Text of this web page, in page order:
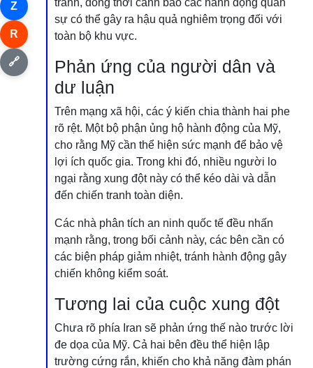
tranh, đồng thời cảnh báo các hành động quân
sự có thể gây ra hậu quả nghiêm trọng đối với
toàn bộ khu vực.
Phản ứng của người dân và
dư luận
Trên mạng xã hội, các ý kiến chia thành hai phe
rõ rệt. Một bộ phận ủng hộ hành động của Mỹ,
cho rằng Mỹ cần thể hiện sức mạnh để bảo vệ
lợi ích quốc gia. Trong khi đó, nhiều người lo
ngại rằng xung đột này có thể kéo dài và dẫn
đến chiến tranh toàn diện.
Các nhà phân tích an ninh quốc tế đều nhấn
mạnh rằng, trong bối cảnh này, các bên cần có
các biện pháp giảm nhiệt, tránh hành động gây
chiến không kiểm soát.
Tương lai của cuộc xung đột
Chưa rõ phía Iran sẽ phản ứng thế nào trước lời
đe dọa của Mỹ. Cả hai bên đều thể hiện lập
trường cứng rắn, khiến cho khả năng đàm phán
Z
R
🔗